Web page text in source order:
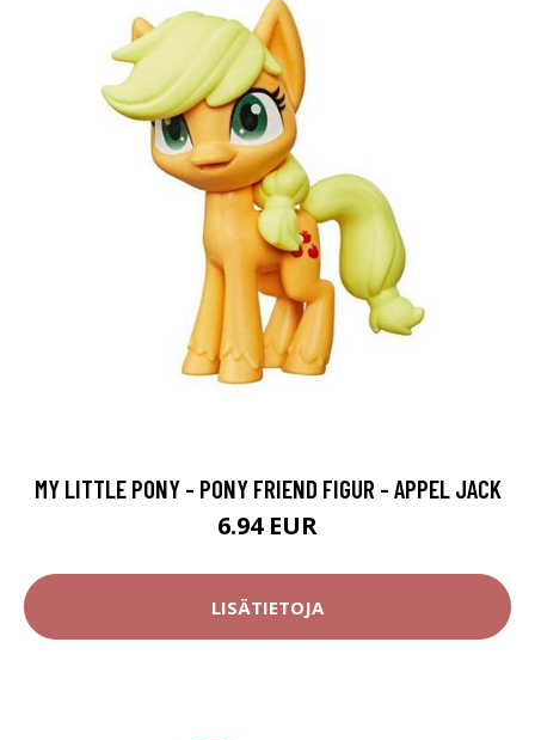
MY LITTLE PONY - PONY FRIEND FIGUR - APPEL JACK
6.94 EUR
LISÄTIETOJA